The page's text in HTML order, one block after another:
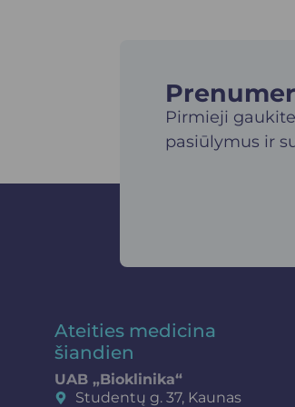
Pirmieji
pasiūlymus ir
Ateities medicina
šiandien
UAB „Bioklinika“
Studentų g. 37, Kaunas